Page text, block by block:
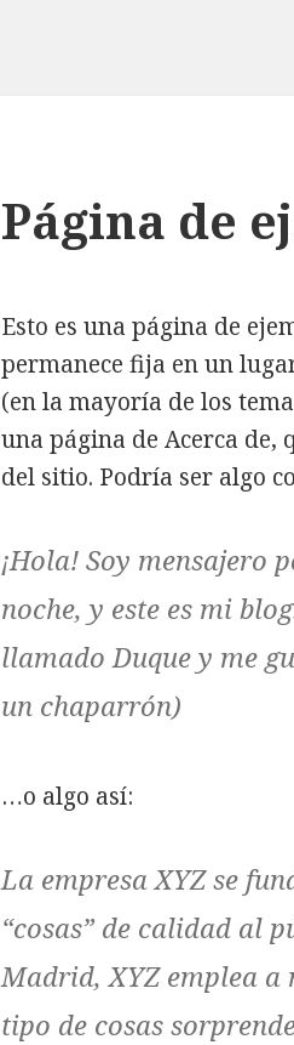
Página de
Esto es una página de
permanece fija en un
(en la mayoría de los
una página de Acerca de,
del sitio. Podría ser algo
¡Hola! Soy mensajero
noche, y este es mi
llamado Duque y me
un chaparrón)
…o algo así:
La empresa XYZ se
“cosas” de calidad al
Madrid, XYZ emplea a
tipo de cosas